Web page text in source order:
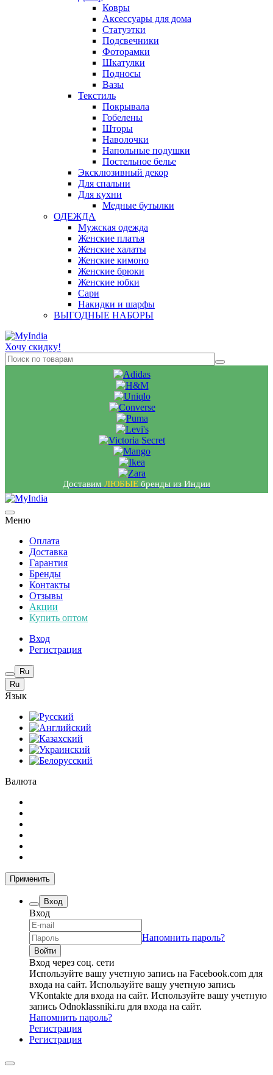
Ковры
Аксессуары для дома
Статуэтки
Подсвечники
Фоторамки
Шкатулки
Подносы
Вазы
Текстиль
Покрывала
Гобелены
Шторы
Наволочки
Напольные подушки
Постельное белье
Эксклюзивный декор
Для спальни
Для кухни
Медные бутылки
ОДЕЖДА
Мужская одежда
Женские платья
Женские халаты
Женские кимоно
Женские брюки
Женские юбки
Сари
Накидки и шарфы
ВЫГОДНЫЕ НАБОРЫ
Хочу скидку!
Доставим ЛЮБЫЕ бренды из Индии
Меню
Оплата
Доставка
Гарантия
Бренды
Контакты
Отзывы
Акции
Купить оптом
Вход
Регистрация
Ru
Ru
Язык
Валюта
Применить
Вход
Вход
Напомнить пароль?
Вход через соц. сети
Используйте вашу учетную запись на Facebook.com для
входа на сайт. Используйте вашу учетную запись
VKontakte для входа на сайт. Используйте вашу учетную
запись Odnoklassniki.ru для входа на сайт.
Напомнить пароль?
Регистрация
Регистрация